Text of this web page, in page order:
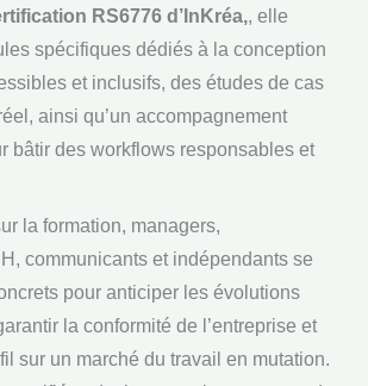
RS6776 d’InKréa,, elle
spécifiques dédiés à la conception
et inclusifs, des études de cas
ainsi qu’un accompagnement
bâtir des workflows responsables et
la formation, managers,
communicants et indépendants se
pour anticiper les évolutions
la conformité de l’entreprise et
sur un marché du travail en mutation.